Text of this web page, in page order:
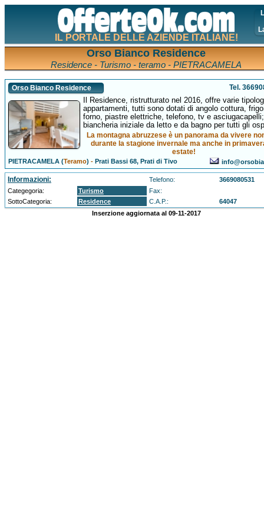
IL PORTALE DELLE AZIENDE ITALIANE!
Orso Bianco Residence
Residence - Turismo - teramo - PIETRACAMELA
Orso Bianco Residence Tel.
Il Residence, ristrutturato nel 2016, offre varie
appartamenti, tutti sono dotati di angolo cottura,
forno, piastre elettriche, telefono, tv e asciugacapelli;
biancheria iniziale da letto e da bagno per tutti gli
La montagna abruzzese è un panorama da vivere
durante la stagione invernale ma anche in
estate!
PIETRACAMELA (Teramo) -Prati Bassi 68, Prati di Tivo
Informazioni: Telefono:
3669080531
Categegoria:
Turismo
Fax:
SottoCategoria:
Residence C.A.P.:
64047
Inserzione aggiornata al 09-11-2017